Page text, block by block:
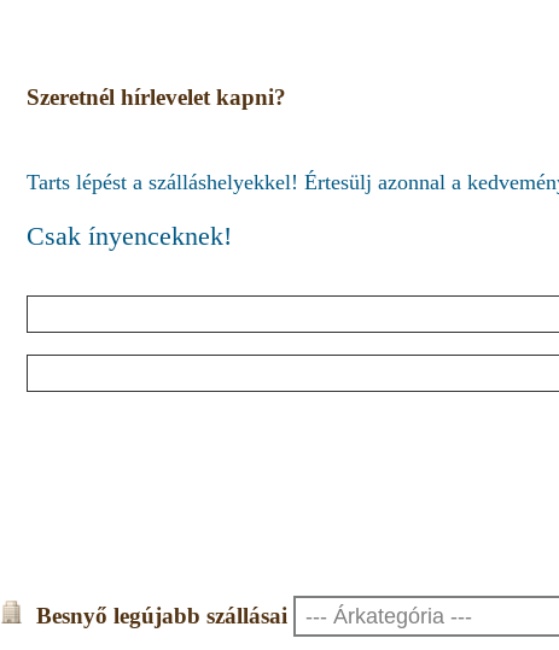
Szeretnél hírlevelet kapni?
Tarts lépést a szálláshelyekkel! Értesülj azonnal a
Csak ínyenceknek!
Besnyő legújabb szállásai